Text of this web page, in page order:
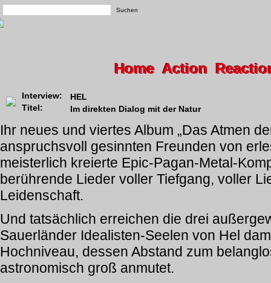
Home Action
Interview:
HEL
Titel:
Im direkten Dialog mit der Natur
Ihr neues und viertes Album „Das Atmen
anspruchsvoll gesinnten Freunden von
meisterlich kreierte Epic-Pagan-Metal-
berührende Lieder voller Tiefgang, voller
Leidenschaft.
Und tatsächlich erreichen die drei
Sauerländer Idealisten-Seelen von Hel
Hochniveau, dessen Abstand zum
astronomisch groß anmutet.